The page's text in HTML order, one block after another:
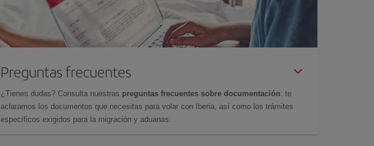
Preguntas frecuentes
¿Tienes dudas? Consulta nuestras preguntas frecuentes sobre documentación: te
aclaramos los documentos que necesitas para volar con Iberia, así como los trámites
específicos exigidos para la migración y aduanas.